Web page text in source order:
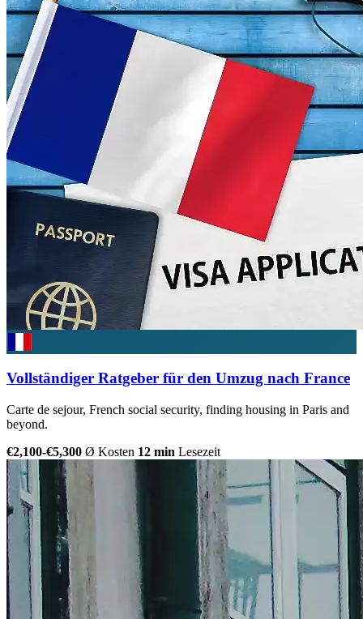
Vollständiger Ratgeber für den Umzug nach France
Carte de sejour, French social security, finding housing in Paris and
beyond.
€2,100-€5,300 Ø Kosten 12 min Lesezeit